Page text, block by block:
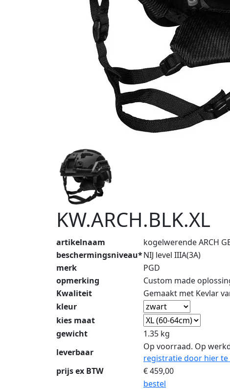
KW.ARCH.BLK.XL
artikelnaam
kogelwerende ARCH
beschermingsniveau*NIJ level IIIA(3A)
merk
PGD
opmerking
Custom made
Kwaliteit
Gemaakt met Kevlar
kleur
kies maat
gewicht
1.35 kg
leverbaar
Op voorraad. Op
registratie door hier te
prijs ex BTW
€459,00
bestel